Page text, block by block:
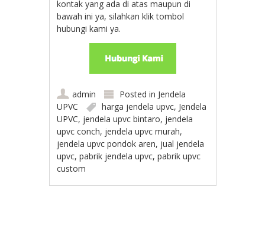
kontak yang ada di atas maupun di
bawah ini ya, silahkan klik tombol
hubungi kami ya.
admin Posted in Jendela
UPVC
harga jendela upvc, Jendela
UPVC, jendela upvc bintaro, jendela
upvc conch, jendela upvc murah,
jendela upvc pondok aren, jual jendela
upvc,pabrik jendela upvc,pabrik upvc
custom